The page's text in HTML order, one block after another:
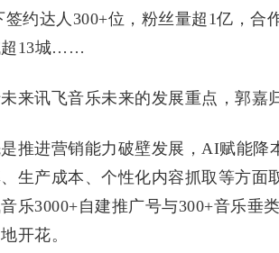
签约达人300+位，粉丝量超1亿，合
超13城……
讯飞音乐未来的发展重点，郭嘉归
进营销能力破壁发展，AI赋能降
生产成本、个性化内容抓取等方面
乐3000+自建推广号与300+音乐垂
开花。